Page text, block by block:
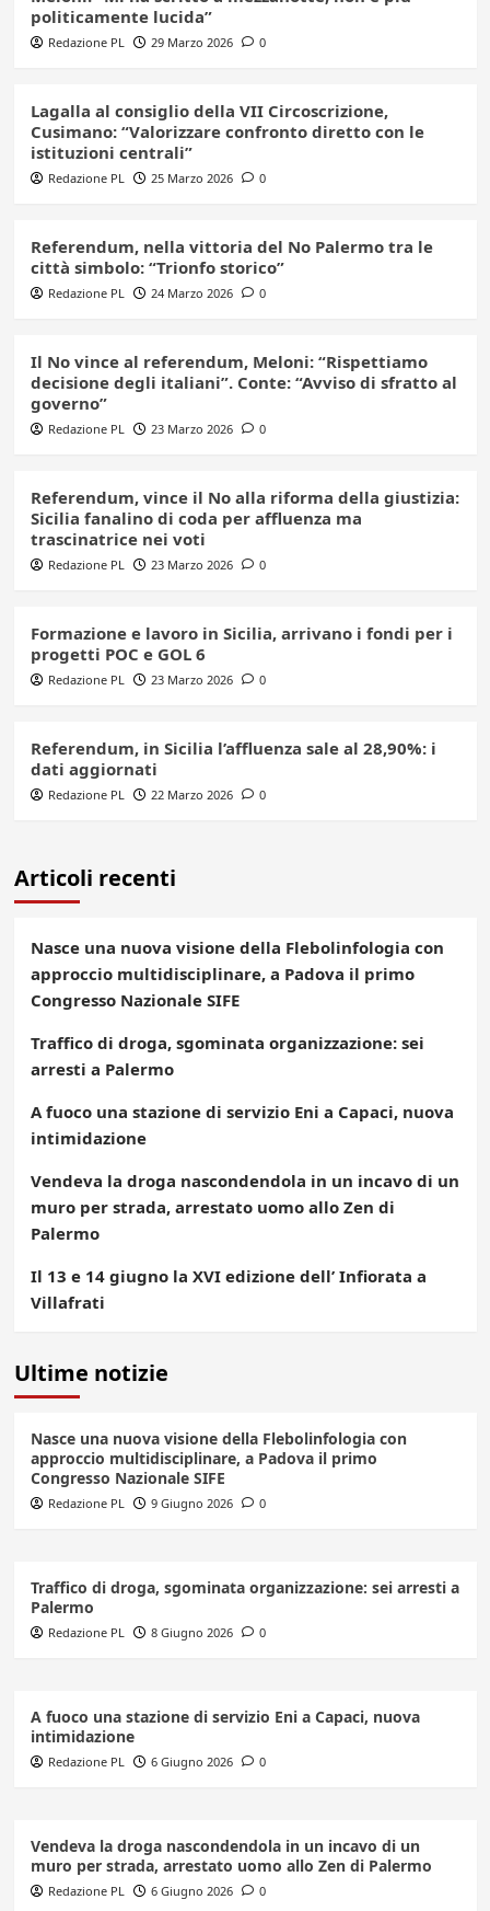
politicamente lucida”
Redazione PL 29 Marzo 2026 0
Lagalla al consiglio della VII Circoscrizione,
Cusimano: “Valorizzare confronto diretto con le
istituzioni centrali”
Redazione PL 25 Marzo 2026 0
Referendum, nella vittoria del No Palermo tra le
città simbolo: “Trionfo storico”
Redazione PL 24 Marzo 2026 0
Il No vince al referendum, Meloni: “Rispettiamo
decisione degli italiani”. Conte: “Avviso di sfratto al
governo”
Redazione PL 23 Marzo 2026 0
Referendum, vince il No alla riforma della giustizia:
Sicilia fanalino di coda per affluenza ma
trascinatrice nei voti
Redazione PL 23 Marzo 2026 0
Formazione e lavoro in Sicilia, arrivano i fondi per i
progetti POC e GOL 6
Redazione PL 23 Marzo 2026 0
Referendum, in Sicilia l’affluenza sale al 28,90%: i
dati aggiornati
Redazione PL 22 Marzo 2026 0
Articoli recenti
Nasce una nuova visione della Flebolinfologia con
approccio multidisciplinare, a Padova il primo
Congresso Nazionale SIFE
Traffico di droga, sgominata organizzazione: sei
arresti a Palermo
A fuoco una stazione di servizio Eni a Capaci, nuova
intimidazione
Vendeva la droga nascondendola in un incavo di un
muro per strada, arrestato uomo allo Zen di
Palermo
Il 13 e 14 giugno la XVI edizione dell’ Infiorata a
Villafrati
Ultime notizie
Nasce una nuova visione della Flebolinfologia con
approccio multidisciplinare, a Padova il primo
Congresso Nazionale SIFE
Redazione PL 9 Giugno 2026 0
Traffico di droga, sgominata organizzazione: sei arresti a
Palermo
Redazione PL 8 Giugno 2026 0
A fuoco una stazione di servizio Eni a Capaci, nuova
intimidazione
Redazione PL 6 Giugno 2026 0
Vendeva la droga nascondendola in un incavo di un
muro per strada, arrestato uomo allo Zen di Palermo
Redazione PL 6 Giugno 2026 0